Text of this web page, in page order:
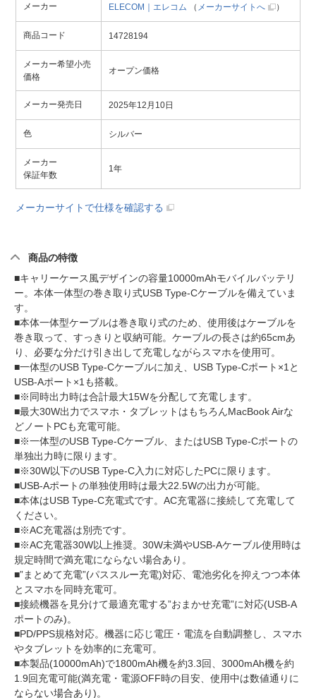
メーカー ELECOM｜エレコム （ メーカーサイトへ ）
商品コード 14728194
メーカー希望小売
価格
オープン価格
メーカー発売日 2025年12月10日
色 シルバー
メーカー
保証年数
1年
メーカーサイトで仕様を確認する
商品の特徴
■キャリーケース風デザインの容量10000mAhモバイルバッテリ
ー。本体一体型の巻き取り式USB Type-Cケーブルを備えていま
す。
■本体一体型ケーブルは巻き取り式のため、使用後はケーブルを
巻き取って、すっきりと収納可能。ケーブルの長さは約65cmあ
り、必要な分だけ引き出して充電しながらスマホを使用可。
■一体型のUSB Type-Cケーブルに加え、USB Type-Cポート×1と
USB-Aポート×1も搭載。
■※同時出力時は合計最大15Wを分配して充電します。
■最大30W出力でスマホ・タブレットはもちろんMacBook Airな
どノートPCも充電可能。
■※一体型のUSB Type-Cケーブル、またはUSB Type-Cポートの
単独出力時に限ります。
■※30W以下のUSB Type-C入力に対応したPCに限ります。
■USB-Aポートの単独使用時は最大22.5Wの出力が可能。
■本体はUSB Type-C充電式です。AC充電器に接続して充電して
ください。
■※AC充電器は別売です。
■※AC充電器30W以上推奨。30W未満やUSB-Aケーブル使用時は
規定時間で満充電にならない場合あり。
■”まとめて充電”(パススルー充電)対応、電池劣化を抑えつつ本体
とスマホを同時充電可。
■接続機器を見分けて最適充電する”おまかせ充電”に対応(USB-A
ポートのみ)。
■PD/PPS規格対応。機器に応じ電圧・電流を自動調整し、スマホ
やタブレットを効率的に充電可。
■本製品(10000mAh)で1800mAh機を約3.3回、3000mAh機を約
1.9回充電可能(満充電・電源OFF時の目安、使用中は数値通りに
ならない場合あり)。